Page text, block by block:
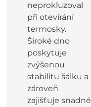
neprokluzoval
při otevírání
termosky.
Široké dno
poskytuje
zvýšenou
stabilitu šálku a
zároveň
zajišťuje snadné